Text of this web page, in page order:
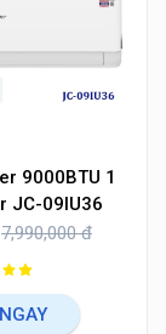
9000BTU 1
JC-09IU36
7,990,000 đ